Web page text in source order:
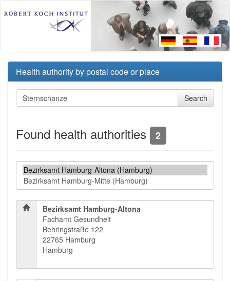
Health authority by postal code or place
Found health authorities 2
Bezirksamt Hamburg-Altona
Fachamt Gesundheit
Behringstraße 122
22765 Hamburg
Hamburg